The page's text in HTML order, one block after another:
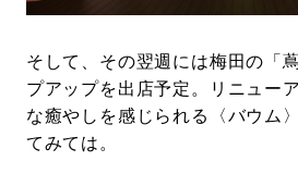
そして、その翌週には梅田の「
プアップを出店予定。リニュー
な癒やしを感じられる〈バウム
てみては。